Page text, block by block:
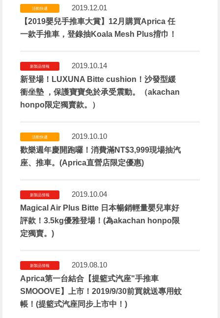
活動快遞
2019.12.01
【2019嬰兒手推車大賞】12月購買Aprica 任
一款手推車，登錄抽Koala Mesh Plus揹巾！
新製品情報
2019.10.14
新登場！LUXUNA Bitte cushion！沙發型緩
衝坐墊 ，保護寶寶免於承受震動。（akachan
honpo限定獨賣款。）
活動快遞
2019.10.10
歡樂週年慶開跑囉！消費滿NT$3,999現場抽汽
座、推車。(Aprica直營店限定優惠)
新製品情報
2019.10.04
Magical Air Plus Bitte 日本暢銷輕量嬰兒車好
評款！3.5kg優雅登場！(為akachan honpo限
定獨賣。)
新製品情報
2019.08.10
Aprica第一台結合【提籃式汽座"手推車
SMOOOVE】上市！2019/9/30前買就送專用蚊
帳！(提籃式汽座同步上市中！)